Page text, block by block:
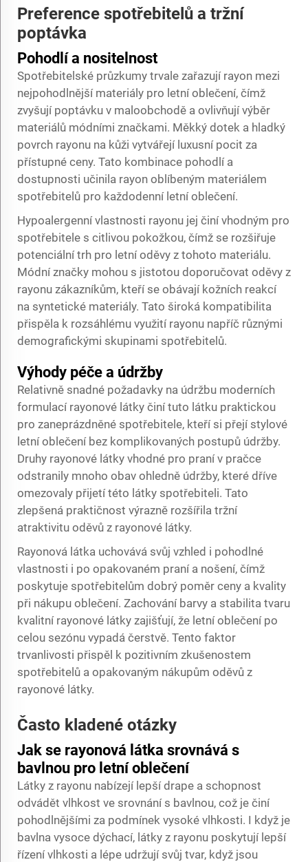
Preference spotřebitelů a tržní
poptávka
Pohodlí a nositelnost
Spotřebitelské průzkumy trvale zařazují rayon mezi
nejpohodlnější materiály pro letní oblečení, čímž
zvyšují poptávku v maloobchodě a ovlivňují výběr
materiálů módními značkami. Měkký dotek a hladký
povrch rayonu na kůži vytvářejí luxusní pocit za
přístupné ceny. Tato kombinace pohodlí a
dostupnosti učinila rayon oblíbeným materiálem
spotřebitelů pro každodenní letní oblečení.
Hypoalergenní vlastnosti rayonu jej činí vhodným pro
spotřebitele s citlivou pokožkou, čímž se rozšiřuje
potenciální trh pro letní oděvy z tohoto materiálu.
Módní značky mohou s jistotou doporučovat oděvy z
rayonu zákazníkům, kteří se obávají kožních reakcí
na syntetické materiály. Tato široká kompatibilita
přispěla k rozsáhlému využití rayonu napříč různými
demografickými skupinami spotřebitelů.
Výhody péče a údržby
Relativně snadné požadavky na údržbu moderních
formulací rayonové látky činí tuto látku praktickou
pro zaneprázdněné spotřebitele, kteří si přejí stylové
letní oblečení bez komplikovaných postupů údržby.
Druhy rayonové látky vhodné pro praní v pračce
odstranily mnoho obav ohledně údržby, které dříve
omezovaly přijetí této látky spotřebiteli. Tato
zlepšená praktičnost výrazně rozšířila tržní
atraktivitu oděvů z rayonové látky.
Rayonová látka uchovává svůj vzhled i pohodlné
vlastnosti i po opakovaném praní a nošení, čímž
poskytuje spotřebitelům dobrý poměr ceny a kvality
při nákupu oblečení. Zachování barvy a stabilita tvaru
kvalitní rayonové látky zajišťují, že letní oblečení po
celou sezónu vypadá čerstvě. Tento faktor
trvanlivosti přispěl k pozitivním zkušenostem
spotřebitelů a opakovaným nákupům oděvů z
rayonové látky.
Často kladené otázky
Jak se rayonová látka srovnává s
bavlnou pro letní oblečení
Látky z rayonu nabízejí lepší drape a schopnost
odvádět vlhkost ve srovnání s bavlnou, což je činí
pohodlnějšími za podmínek vysoké vlhkosti. I když je
bavlna vysoce dýchací, látky z rayonu poskytují lepší
řízení vlhkosti a lépe udržují svůj tvar, když jsou